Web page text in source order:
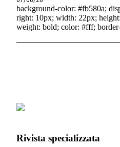
background-color: #fb580a;
right: 10px; width: 22px;
weight: bold; color: #fff;
Rivista specializzata